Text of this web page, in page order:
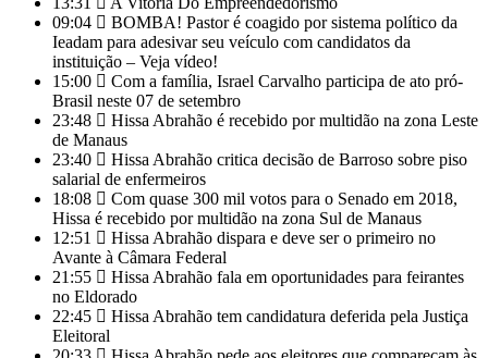
09:04
BOMBA! Pastor é coagido por sistema político da
Ieadam para adesivar seu veículo com candidatos da
instituição – Veja vídeo!
15:00
Com a família, Israel Carvalho participa de ato pró-
Brasil neste 07 de setembro
23:48
Hissa Abrahão é recebido por multidão na zona Leste
de Manaus
23:40
Hissa Abrahão critica decisão de Barroso sobre piso
salarial de enfermeiros
18:08
Com quase 300 mil votos para o Senado em 2018,
Hissa é recebido por multidão na zona Sul de Manaus
12:51
Hissa Abrahão dispara e deve ser o primeiro no
Avante à Câmara Federal
21:55
Hissa Abrahão fala em oportunidades para feirantes
no Eldorado
22:45
Hissa Abrahão tem candidatura deferida pela Justiça
Eleitoral